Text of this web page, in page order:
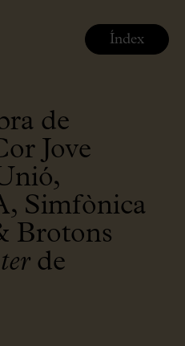
de
Jove
Simfònica
Brotons
de
Índex